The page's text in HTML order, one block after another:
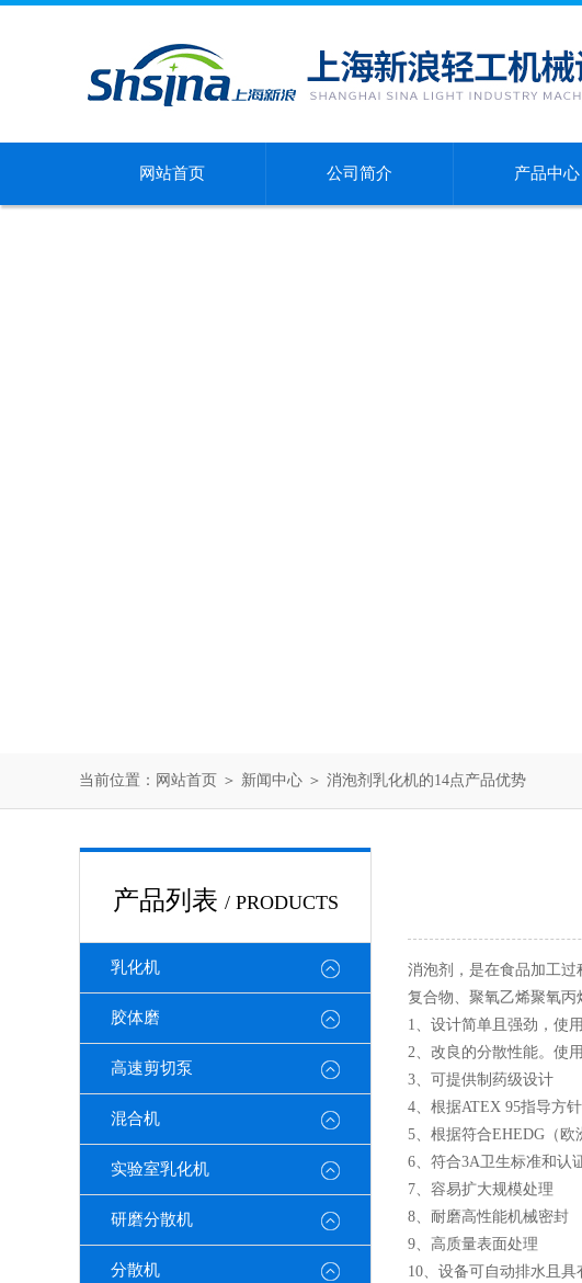
网站首页 公司简介 产品中心
当前位置： 网站首页 ＞ 新闻中心 ＞ 消泡剂乳化机的14点产品优势
产品列表 / PRODUCTS
乳化机
胶体磨
高速剪切泵
混合机
实验室乳化机
研磨分散机
分散机
消泡剂，是在食品加工
复合物、聚氧乙烯聚氧丙
1、设计简单且强劲，使
2、改良的分散性能。使
3、可提供制药级设计
4、根据ATEX 95指导方
5、根据符合EHEDG（
6、符合3A卫生标准和认
7、容易扩大规模处理
8、耐磨高性能机械密封
9、高质量表面处理
10、设备可自动排水且